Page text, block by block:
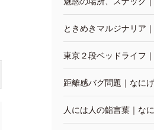
ときめきマルジナリア
東京２段ベッドライフ
距離感バグ問題｜なに
人には人の鮨言葉｜な